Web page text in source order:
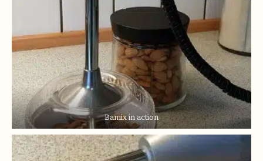
Bamix in action